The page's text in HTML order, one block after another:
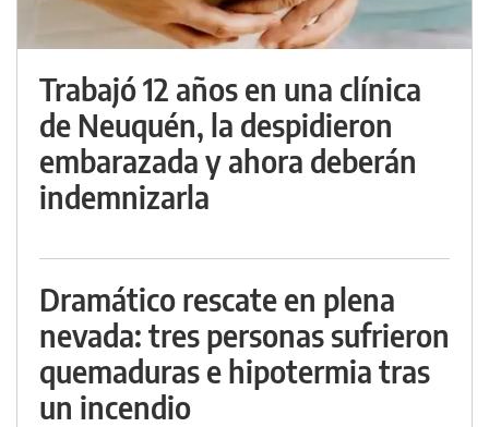
Trabajó 12 años en una clínica
de Neuquén, la despidieron
embarazada y ahora deberán
indemnizarla
Dramático rescate en plena
nevada: tres personas sufrieron
quemaduras e hipotermia tras
un incendio